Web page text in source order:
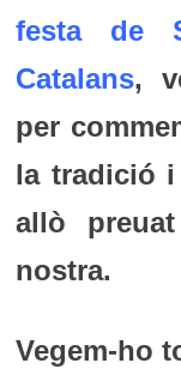
festa de
Catalans,
per
la tradició
allò
nostra.
Vegem-ho